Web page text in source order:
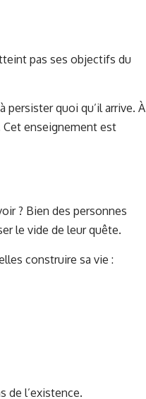
pas ses objectifs du
persister quoi qu’il arrive. À
Cet enseignement est
? Bien des personnes
le vide de leur quête.
construire sa vie :
de l’existence.